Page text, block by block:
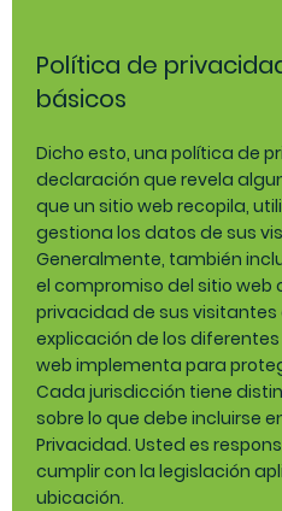
Política de
básicos
Dicho esto, una política de
declaración que revela
que un sitio web recopila,
gestiona los datos de sus
Generalmente, también
el compromiso del sitio web
privacidad de sus visitantes
explicación de los
web implementa para
Cada jurisdicción tiene
sobre lo que debe incluirse
Privacidad. Usted es
cumplir con la legislación
ubicación.